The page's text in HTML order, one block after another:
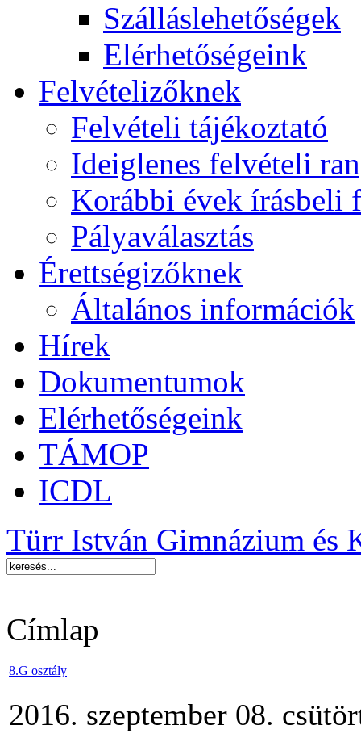
Szálláslehetőségek
Elérhetőségeink
Felvételizőknek
Felvételi tájékoztató
Ideiglenes felvételi
Korábbi évek írásbeli
Pályaválasztás
Érettségizőknek
Általános információk
Hírek
Dokumentumok
Elérhetőségeink
TÁMOP
ICDL
Türr István Gimnázium és
Címlap
8.G osztály
2016. szeptember 08.